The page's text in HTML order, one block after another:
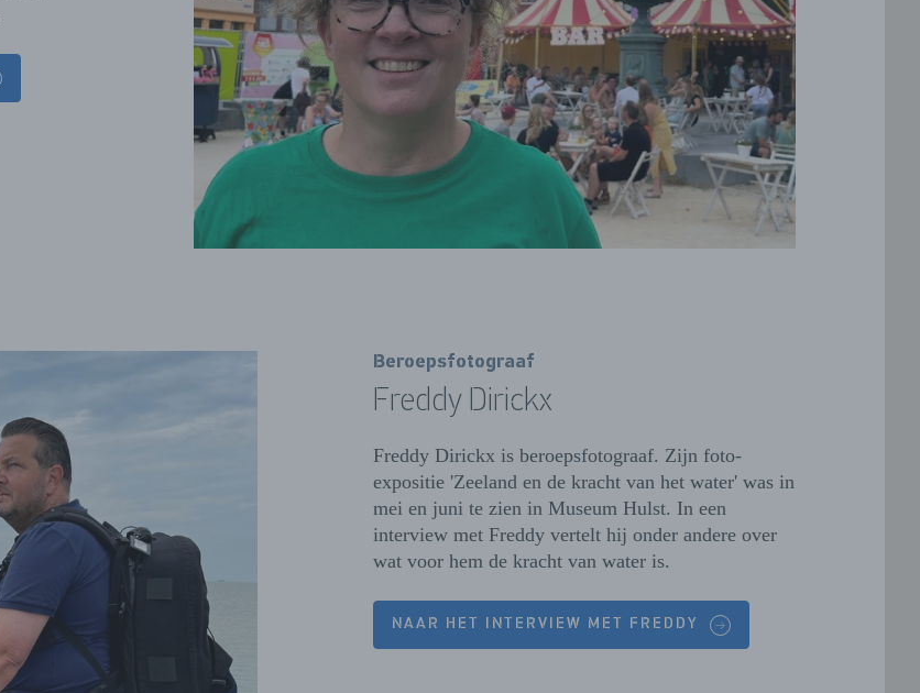
Beroepsfotograaf
Freddy Dirickx
Freddy Dirickx is beroepsfotograaf. Zijn foto-
expositie 'Zeeland en de kracht van het water' was in
mei en juni te zien in Museum Hulst. In een
interview met Freddy vertelt hij onder andere over
wat voor hem de kracht van water is.
NAAR HET INTERVIEW MET FREDDY